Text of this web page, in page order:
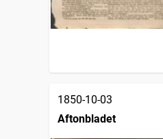
1850-10-03
Aftonbladet